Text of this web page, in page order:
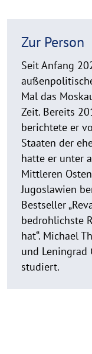
Zur Person
Seit Anfang
Mal das
Zeit. Bereits
berichtete er
Staaten der
hatte er unter
Mittleren
Jugoslawien
Bestseller
bedrohlichste
hat“. Michael
und Leningrad
studiert.